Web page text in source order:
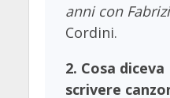
anni con
Cordini.
2. Cosa
scrivere